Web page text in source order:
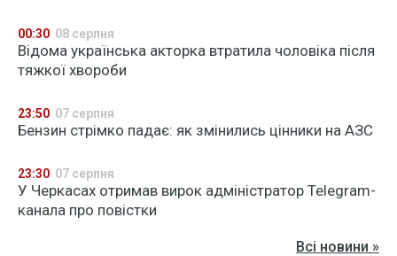
00:30 08 серпня
Відома українська акторка втратила чоловіка після
тяжкої хвороби
23:50 07 серпня
Бензин стрімко падає: як змінились цінники на АЗС
23:30 07 серпня
У Черкасах отримав вирок адміністратор Telegram-
канала про повістки
Всі новини »